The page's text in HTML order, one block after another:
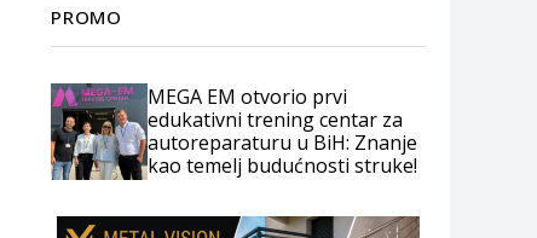
PROMO
MEGA EM otvorio prvi
edukativni trening centar za
autoreparaturu u BiH: Znanje
kao temelj budućnosti struke!